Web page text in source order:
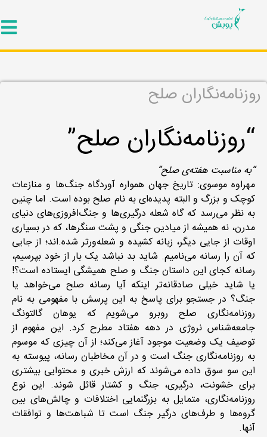
روزنامه‌نگاران صلح
“روزنامه‌نگاران صلح”
“به مناسبت هفته‌ی صلح”
مهراوه موسوی: تاریخ جهان همواره آوردگاه جنگ‌ها و منازعات
کوچک و بزرگ و البته پدیده‌ای به نام صلح بوده است. اما چنین
به نظر می‌رسد که گاه شعله‌ درگیری‌ها و جنگ‌افروزی‌های دنیای
مدرن، نه همیشه از میادین جنگی و پشت سنگرها، که در بسیاری
اوقات از جایی دیگر، زبانه کشیده و شعله‌ورتر شده.اند؛ از جایی
که آن را رسانه می‌نامیم. شاید بد نباشد یک بار از خود بپرسیم،
رسانه کجای این داستان جنگ و صلح همیشگی ایستاده است؟!
یا شاید خیلی صادقانه‌تر اینکه آیا رسانه صلح می‌خواهد یا
جنگ؟ در جستجو برای پاسخ به این پرسش با مفهومی به نام
روزنامه‌نگاری صلح روبرو می‌شویم که یوهان گالتونگ
جامعه‌شناس نروژی در دهه هفتاد مطرح کرد. این مفهوم از
توصیف یک وضعیت موجود آغاز می‌کند؛ از آن چیزی که موسوم
به روزنامه‌نگاری جنگ است و در آن مخاطبان رسانه، پیوسته به
این سو سوق داده می‌شوند که ارزش خبری و محتوایی بیشتری
برای خشونت، درگیری، جنگ و کشتار قائل شوند. این نوع
روزنامه‌نگاری، متمایل به بزرگنمایی اختلافات و چالش‌های بین
گروه‌ها و طرف‌های درگیر جنگ است تا شباهت‌ها و توافقات‌
آنها.